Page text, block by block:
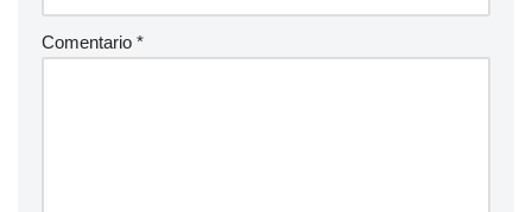
Comentario *